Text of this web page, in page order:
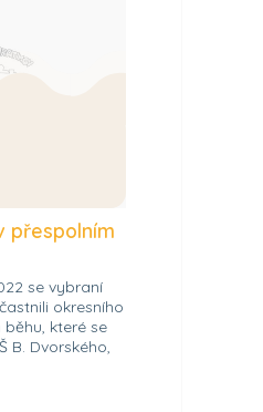
přespolním
se vybraní
okresního
které se
B. Dvorského,